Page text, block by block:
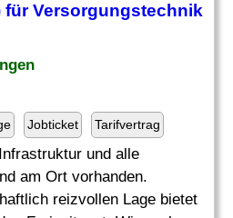
fürVersorgungstechnik
Jobticket Tarifvertrag
und alle
am Ort vorhanden.
reizvollen Lage bietet